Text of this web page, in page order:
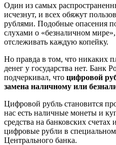
Один из самых
исчезнут, и всех обяжут
рублями. Подобные опасения
слухами о «безналичном мире»,
отслеживать каждую копейку.
Но правда в том, что никаких
денег у государства нет. Банк
подчеркивал, что цифровой
замена наличному или
Цифровой рубль становится
нас есть наличные монеты и
средства на банковских счетах
цифровые рубли в
Центрального банка.